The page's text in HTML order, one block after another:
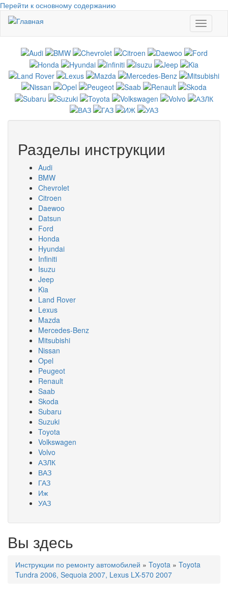
Перейти к основному содержанию
Toggle
Разделы инструкции
Audi
BMW
Chevrolet
Citroen
Daewoo
Datsun
Ford
Honda
Hyundai
Infiniti
Isuzu
Jeep
Kia
Land Rover
Lexus
Mazda
Mercedes-Benz
Mitsubishi
Nissan
Opel
Peugeot
Renault
Saab
Skoda
Subaru
Suzuki
Toyota
Volkswagen
Volvo
АЗЛК
ВАЗ
ГАЗ
Иж
УАЗ
Вы здесь
Инструкции по ремонту автомобилей » Toyota » Toyota
Tundra 2006, Sequoia 2007, Lexus LX-570 2007